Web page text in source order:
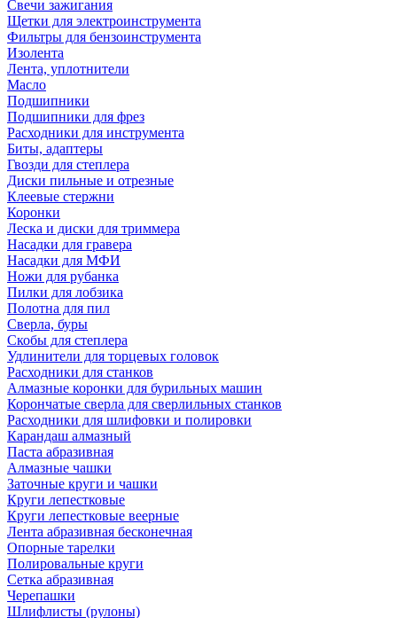
Свечи зажигания
Щетки для электроинструмента
Фильтры для бензоинструмента
Изолента
Лента, уплотнители
Масло
Подшипники
Подшипники для фрез
Расходники для инструмента
Биты, адаптеры
Гвозди для степлера
Диски пильные и отрезные
Клеевые стержни
Коронки
Леска и диски для триммера
Насадки для гравера
Насадки для МФИ
Ножи для рубанка
Пилки для лобзика
Полотна для пил
Сверла, буры
Скобы для степлера
Удлинители для торцевых головок
Расходники для станков
Алмазные коронки для бурильных машин
Корончатые сверла для сверлильных станков
Расходники для шлифовки и полировки
Карандаш алмазный
Паста абразивная
Алмазные чашки
Заточные круги и чашки
Круги лепестковые
Круги лепестковые веерные
Лента абразивная бесконечная
Опорные тарелки
Полировальные круги
Сетка абразивная
Черепашки
Шлифлисты (рулоны)